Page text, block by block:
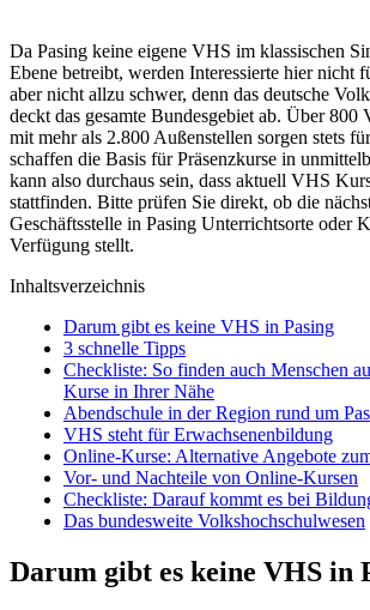
Da Pasing keine eigene VHS im klassischen
Ebene betreibt, werden Interessierte hier nicht
aber nicht allzu schwer, denn das deutsche
deckt das gesamte Bundesgebiet ab. Über 800
mit mehr als 2.800 Außenstellen sorgen stets
schaffen die Basis für Präsenzkurse in
kann also durchaus sein, dass aktuell VHS
stattfinden. Bitte prüfen Sie direkt, ob die
Geschäftsstelle in Pasing Unterrichtsorte oder
Verfügung stellt.
Inhaltsverzeichnis
Darum gibt es keine VHS in Pasing
3 schnelle Tipps
Checkliste: So finden auch Menschen
Kurse in Ihrer Nähe
Abendschule in der Region rund um
VHS steht für Erwachsenenbildung
Online-Kurse: Alternative Angebote
Vor- und Nachteile von Online-Kursen
Checkliste: Darauf kommt es bei
Das bundesweite Volkshochschulwesen
Darum gibt es keine VHS in